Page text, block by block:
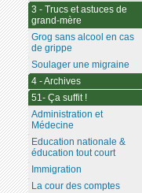
3 - Trucs et astuces de
grand-mère
Grog sans alcool en cas
de grippe
Soulager une migraine
4 - Archives
51- Ça suffit !
Administration et
Médecine
Education nationale &
éducation tout court
Immigration
La cour des comptes